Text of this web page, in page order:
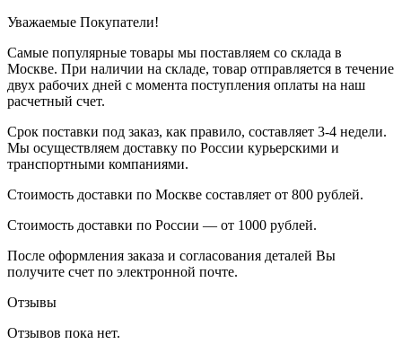
Уважаемые Покупатели!
Самые популярные товары мы поставляем со склада в
Москве. При наличии на складе, товар отправляется в течение
двух рабочих дней с момента поступления оплаты на наш
расчетный счет.
Срок поставки под заказ, как правило, составляет 3-4 недели.
Мы осуществляем доставку по России курьерскими и
транспортными компаниями.
Стоимость доставки по Москве составляет от 800 рублей.
Стоимость доставки по России — от 1000 рублей.
После оформления заказа и согласования деталей Вы
получите счет по электронной почте.
Отзывы
Отзывов пока нет.